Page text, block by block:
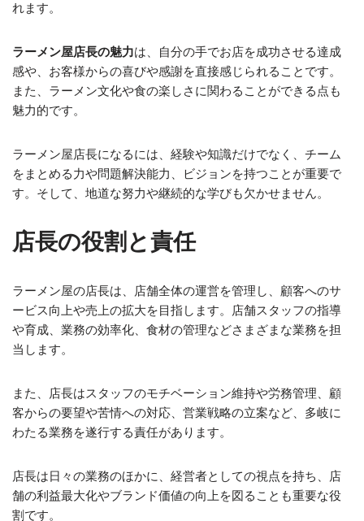
れます。
ラーメン屋店長の魅力は、自分の手でお店を成功させる達成
感や、お客様からの喜びや感謝を直接感じられることです。
また、ラーメン文化や食の楽しさに関わることができる点も
魅力的です。
ラーメン屋店長になるには、経験や知識だけでなく、チーム
をまとめる力や問題解決能力、ビジョンを持つことが重要で
す。そして、地道な努力や継続的な学びも欠かせません。
店長の役割と責任
ラーメン屋の店長は、店舗全体の運営を管理し、顧客へのサ
ービス向上や売上の拡大を目指します。店舗スタッフの指導
や育成、業務の効率化、食材の管理などさまざまな業務を担
当します。
また、店長はスタッフのモチベーション維持や労務管理、顧
客からの要望や苦情への対応、営業戦略の立案など、多岐に
わたる業務を遂行する責任があります。
店長は日々の業務のほかに、経営者としての視点を持ち、店
舗の利益最大化やブランド価値の向上を図ることも重要な役
割です。